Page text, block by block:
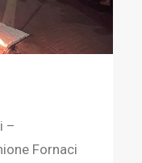
–
Fornaci